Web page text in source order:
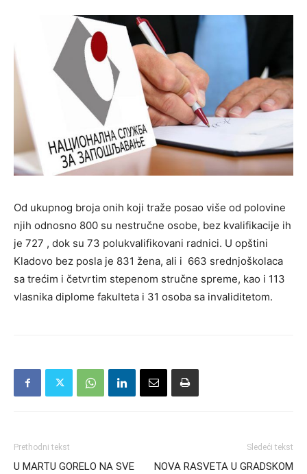
Od ukupnog broja onih koji traže posao više od polovine
njih odnosno 800 su nestručne osobe, bez kvalifikacije ih
je 727 , dok su 73 polukvalifikovani radnici. U opštini
Kladovo bez posla je 831 žena, ali i 663 srednjoškolaca
sa trećim i četvrtim stepenom stručne spreme, kao i 113
vlasnika diplome fakulteta i 31 osoba sa invaliditetom.
Prethodni tekst
U MARTU GORELO NA SVE
Sledeći tekst
NOVA RASVETA U GRADSKOM